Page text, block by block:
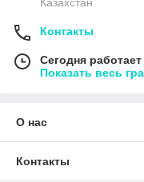
Казахстан
Контакты
Сегодня
Показать весь
О нас
Контакты